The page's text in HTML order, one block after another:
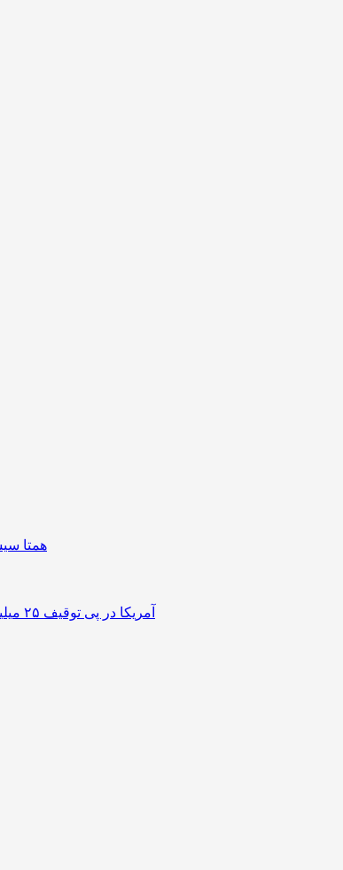
همتا
آمریکا در پی توقیف ۲۵ میلیون دلار رمزارز حاصل از کلاهبرداری‌های عاشقانه است